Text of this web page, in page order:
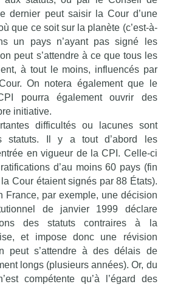
dernier peut saisir la Cour d’une
que ce soit sur la planète (c’est-à-
un pays n’ayant pas signé les
peut s’attendre à ce que tous les
à tout le moins, influencés par
On notera également que le
pourra également ouvrir des
initiative.
difficultés ou lacunes sont
statuts. Il y a tout d’abord les
en vigueur de la CPI. Celle-ci
d’au moins 60 pays (fin
Cour étaient signés par 88 États).
France, par exemple, une décision
de janvier 1999 déclare
des statuts contraires à la
et impose donc une révision
peut s’attendre à des délais de
longs (plusieurs années). Or, du
compétente qu’à l’égard des